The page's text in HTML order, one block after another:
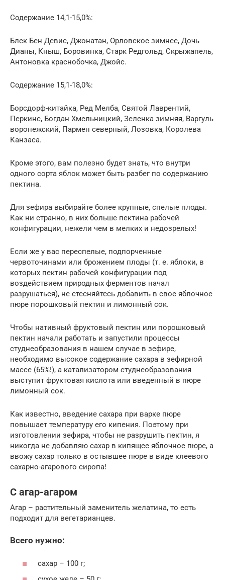
Содержание 14,1-15,0%:
Блек Бен Девис, Джонатан, Орловское зимнее, Дочь
Дианы, Кныш, Боровинка, Старк Редгольд, Скрыжапель,
Антоновка краснобочка, Джойс.
Содержание 15,1-18,0%:
Борсдорф-китайка, Ред Мелба, Святой Лаврентий,
Перкинс, Богдан Хмельницкий, Зеленка зимняя, Варгуль
воронежский, Пармен северный, Лозовка, Королева
Канзаса.
Кроме этого, вам полезно будет знать, что внутри
одного сорта яблок может быть разбег по содержанию
пектина.
Для зефира выбирайте более крупные, спелые плоды.
Как ни странно, в них больше пектина рабочей
конфигурации, нежели чем в мелких и недозрелых!
Если же у вас переспелые, подпорченные
червоточинами или брожением плоды (т. е. яблоки, в
которых пектин рабочей конфигурации под
воздействием природных ферментов начал
разрушаться), не стесняйтесь добавить в свое яблочное
пюре порошковый пектин и лимонный сок.
Чтобы нативный фруктовый пектин или порошковый
пектин начали работать и запустили процессы
студнеобразования в нашем случае в зефире,
необходимо высокое содержание сахара в зефирной
массе (65%!), а катализатором студнеобразования
выступит фруктовая кислота или введенный в пюре
лимонный сок.
Как известно, введение сахара при варке пюре
повышает температуру его кипения. Поэтому при
изготовлении зефира, чтобы не разрушить пектин, я
никогда не добавляю сахар в кипящее яблочное пюре, а
ввожу сахар только в остывшее пюре в виде клеевого
сахарно-агарового сиропа!
С агар-агаром
Агар – растительный заменитель желатина, то есть
подходит для вегетарианцев.
Всего нужно:
сахар – 100 г;